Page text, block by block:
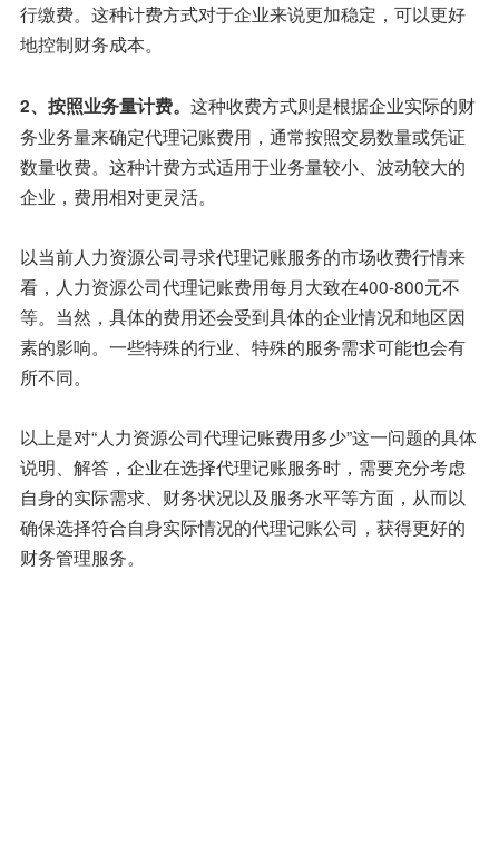
行缴费。这种计费方式对于企业来说更加稳定，可以更好
地控制财务成本。
2、按照业务量计费。 这种收费方式则是根据企业实际的财
务业务量来确定代理记账费用，通常按照交易数量或凭证
数量收费。这种计费方式适用于业务量较小、波动较大的
企业，费用相对更灵活。
以当前人力资源公司寻求代理记账服务的市场收费行情来
看，人力资源公司代理记账费用每月大致在400-800元不
等。当然，具体的费用还会受到具体的企业情况和地区因
素的影响。一些特殊的行业、特殊的服务需求可能也会有
所不同。
以上是对“人力资源公司代理记账费用多少”这一问题的具体
说明、解答，企业在选择代理记账服务时，需要充分考虑
自身的实际需求、财务状况以及服务水平等方面，从而以
确保选择符合自身实际情况的代理记账公司，获得更好的
财务管理服务。